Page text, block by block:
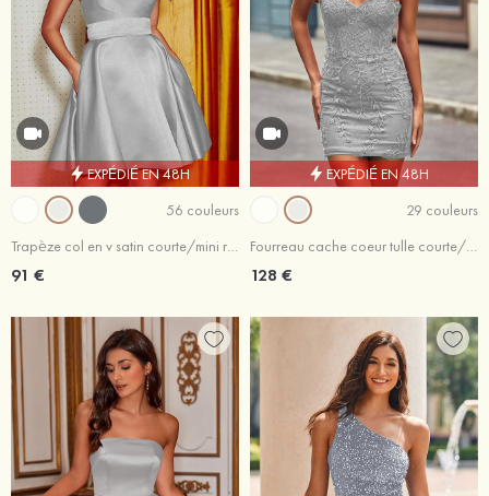
EXPÉDIÉ EN 48H
56 couleurs
Trapèze col en v satin courte/mini robe de fête de la rentrée avec plissé
91 €
EXPÉDIÉ EN 48H
29 couleurs
Fourreau cache coeur tulle courte/mini robe de fête de la rentrée
128 €